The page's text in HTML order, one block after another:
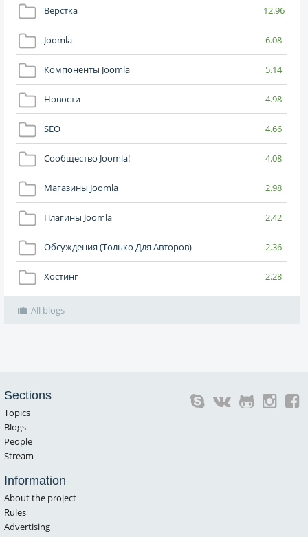
Верстка 12.96
Joomla 6.08
Компоненты Joomla 5.14
Новости 4.98
SEO 4.66
Сообщество Joomla! 4.08
Магазины Joomla 2.98
Плагины Joomla 2.42
Обсуждения (только Для Авторов) 2.36
Хостинг 2.28
All blogs
Sections
Topics
Blogs
People
Stream
Information
About the project
Rules
Advertising